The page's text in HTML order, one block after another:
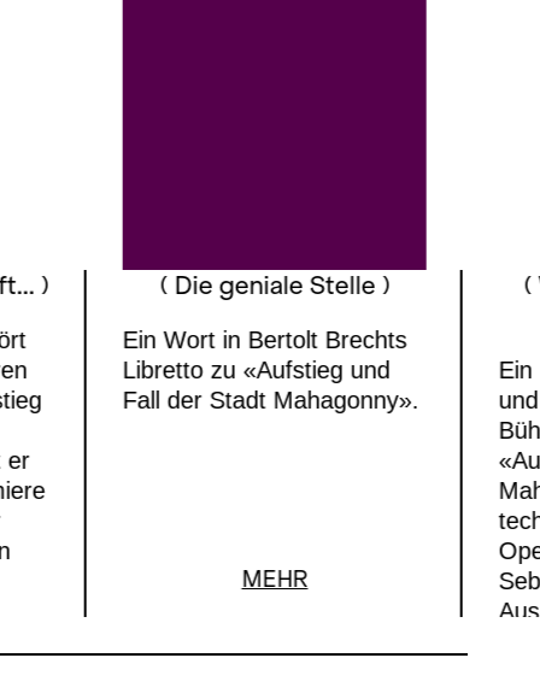
)
er
( Die geniale Stelle )
Ein Wort in Bertolt Brechts
Libretto zu «Aufstieg und
Fall der Stadt Mahagonny».
MEHR
(
Ein